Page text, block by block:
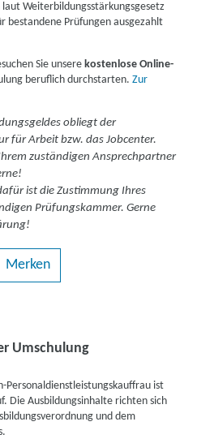
Weiterbildungsstärkungsgesetz
bestandene Prüfungen ausgezahlt
Sie unserekostenlose Online-
beruflich durchstarten.Zur
obliegt der
für Arbeit bzw. das Jobcenter.
zuständigen Ansprechpartner
ist die Zustimmung Ihres
Prüfungskammer. Gerne
Merken
Umschulung
Personaldienstleistungskauffrau ist
Die Ausbildungsinhalte richten sich
und dem